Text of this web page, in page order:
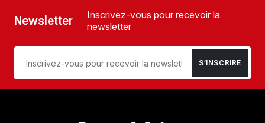
Newsletter
Inscrivez-vous pour recevoir la
newsletter
S’INSCRIRE